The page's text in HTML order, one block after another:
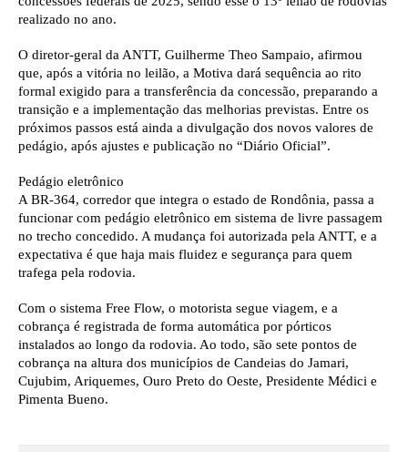
realizado no ano.
O diretor-geral da ANTT, Guilherme Theo Sampaio, afirmou
que, após a vitória no leilão, a Motiva dará sequência ao rito
formal exigido para a transferência da concessão, preparando a
transição e a implementação das melhorias previstas. Entre os
próximos passos está ainda a divulgação dos novos valores de
pedágio, após ajustes e publicação no “Diário Oficial”.
Pedágio eletrônico
A BR-364, corredor que integra o estado de Rondônia, passa a
funcionar com pedágio eletrônico em sistema de livre passagem
no trecho concedido. A mudança foi autorizada pela ANTT, e a
expectativa é que haja mais fluidez e segurança para quem
trafega pela rodovia.
Com o sistema Free Flow, o motorista segue viagem, e a
cobrança é registrada de forma automática por pórticos
instalados ao longo da rodovia. Ao todo, são sete pontos de
cobrança na altura dos municípios de Candeias do Jamari,
Cujubim, Ariquemes, Ouro Preto do Oeste, Presidente Médici e
Pimenta Bueno.